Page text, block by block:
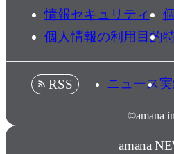
情報セキュリティ
個人情報の利用目的
©amana
RSS ニュース
amana